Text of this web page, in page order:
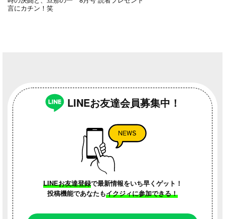
子育てのこと 読者さんの部
言にカチン！笑
LINEお友達会員募集中！
LINEお友達登録で最新情報をいち早くゲット！
投稿機能であなたもイクジィに参加できる！